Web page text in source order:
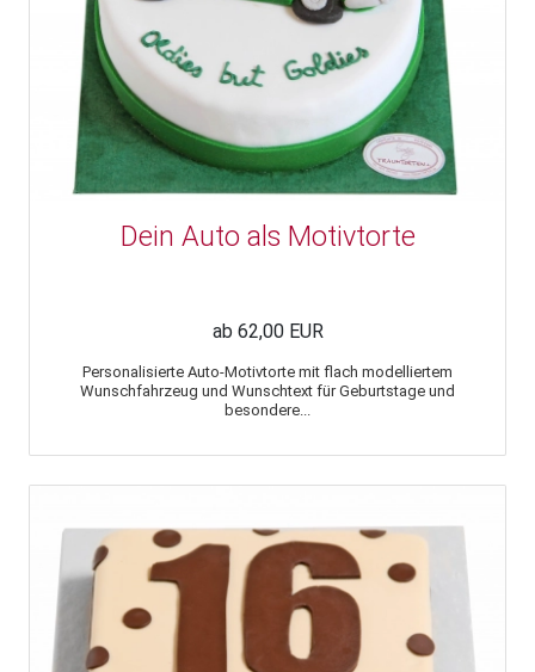
Dein Auto als Motivtorte
ab 62,00 EUR
Personalisierte Auto-Motivtorte mit flach modelliertem
Wunschfahrzeug und Wunschtext für Geburtstage und
besondere...